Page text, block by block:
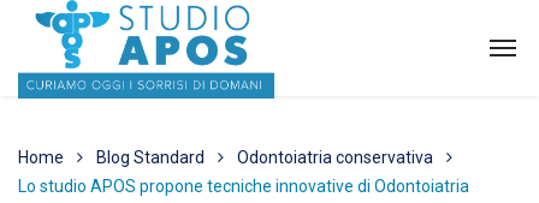
Home Blog Standard
Odontoiatria conservativa
Lo studio APOS propone tecniche innovative di Odontoiatria